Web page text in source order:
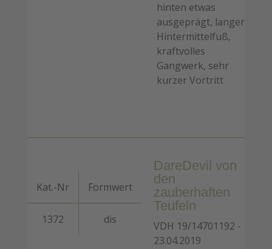
hinten etwas
ausgeprägt, langer
Hintermittelfuß,
kraftvolles
Gangwerk, sehr
kurzer Vortritt
Kat.-Nr Formwert
1372 dis
DareDevil von
den
zauberhaften
Teufeln
VDH 19/14701192 -
23.04.2019